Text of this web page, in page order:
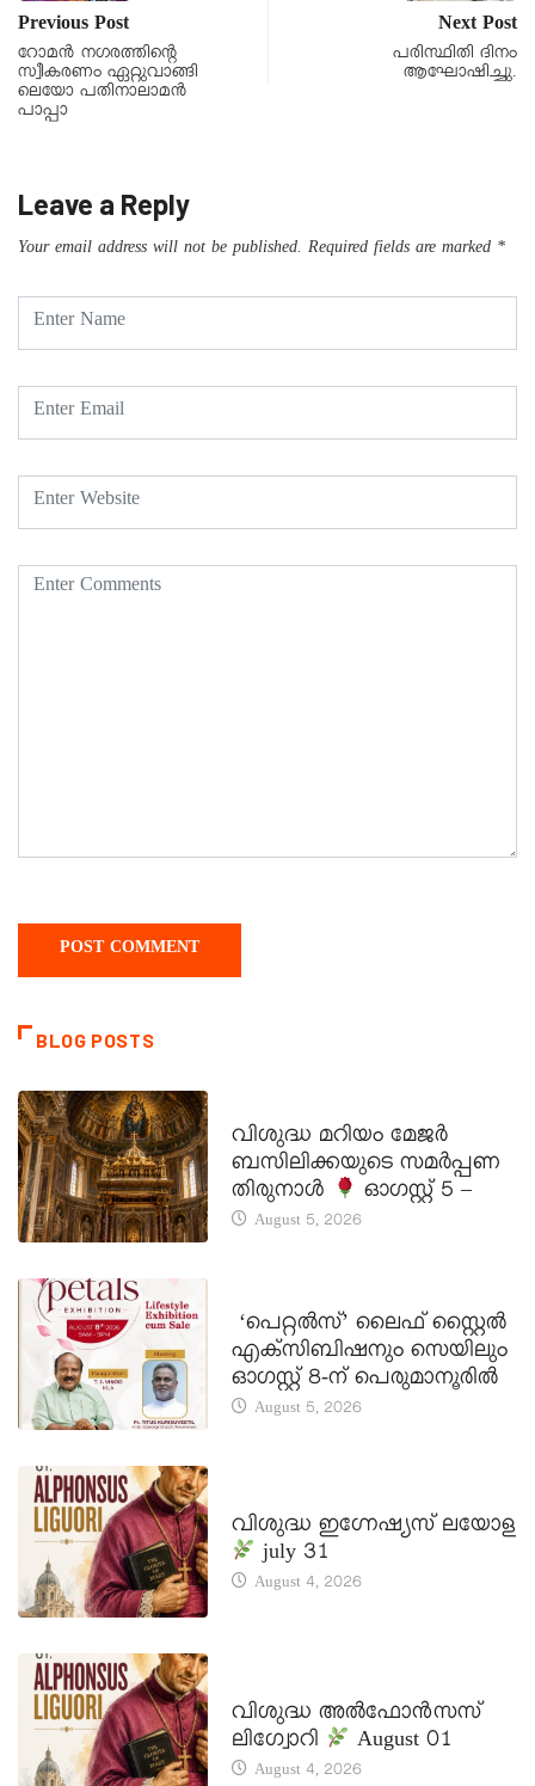
Previous Post
റോമന്‍ നഗരത്തിന്റെ
സ്വീകരണം ഏറ്റുവാങ്ങി
ലെയോ പതിനാലാമന്‍
പാപ്പാ
Next Post
പരിസ്ഥിതി ദിനം
ആഘോഷിച്ചു.
Leave a Reply
Your email address will not be published. Required fields are marked *
BLOG POSTS
വിശുദ്ധ മറിയം മേജർ
ബസിലിക്കയുടെ സമർപ്പണ
തിരുനാൾ
ഓഗസ്റ്റ് 5 –
August 5, 2026
‘പെറ്റൽസ്’ ലൈഫ് സ്റ്റൈൽ
എക്സിബിഷനും സെയിലും
ഓഗസ്റ്റ് 8-ന് പെരുമാനൂരിൽ
August 5, 2026
വിശുദ്ധ ഇഗ്നേഷ്യസ് ലയോള
july 31
August 4, 2026
വിശുദ്ധ അൽഫോൻസസ്
ലിഗ്വോറി
August 01
August 4, 2026